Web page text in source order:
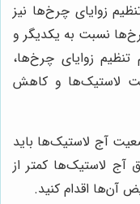
زوایای چرخ‌ها نیز
نسبت به یکدیگر و
زوایای چرخ‌ها،
لاستیک‌ها و کاهش
آج لاستیک‌ها باید
آج لاستیک‌ها کمتر از
آن‌ها اقدام کنید.